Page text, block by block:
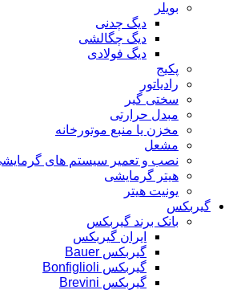
بویلر
دیگ چدنی
دیگ چگالشی
دیگ فولادی
پکیج
رادیاتور
سختی گیر
مبدل حرارتی
مخزن یا منبع موتورخانه
مشعل
نصب و تعمیر سیستم های
هیتر گرمایشی
یونیت هیتر
گیربکس
بانک برند گیربکس
ایران گیربکس
گیربکس Bauer
گیربکس Bonfiglioli
گیربکس Brevini